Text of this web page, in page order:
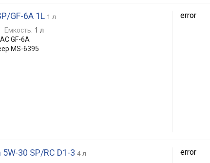
GF-6A 1L 1 л
Емкость: 1 л
GF-6A
MS-6395
error
30 SP/RC D1-3 4 л error